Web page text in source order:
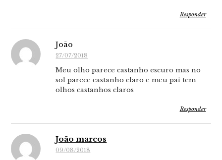
Responder
João
27/07/2018
Meu olho parece castanho escuro mas no
sol parece castanho claro e meu pai tem
olhos castanhos claros
Responder
João marcos
09/08/2018